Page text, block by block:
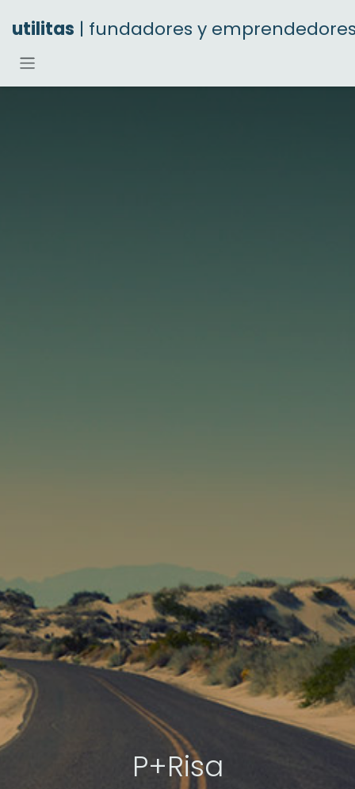
utilitas | fundadores y
P+Risa